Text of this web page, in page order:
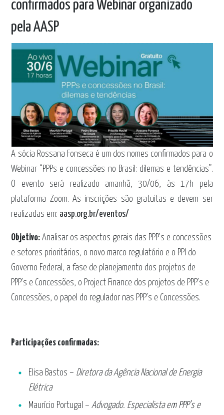
confirmados para Webinar organizado
pela AASP
A sócia Rossana Fonseca é um dos nomes confirmados para o
Webinar “PPPs e concessões no Brasil: dilemas e tendências”.
O evento será realizado amanhã, 30/06, às 17h pela
plataforma Zoom. As inscrições são gratuitas e devem ser
realizadas em: aasp.org.br/eventos/
Objetivo: Analisar os aspectos gerais das PPP’s e concessões
e setores prioritários, o novo marco regulatório e o PPI do
Governo Federal, a fase de planejamento dos projetos de
PPP’s e Concessões, o Project Finance dos projetos de PPP’s e
Concessões, o papel do regulador nas PPP’s e Concessões.
Participações confirmadas:
Elisa Bastos – Diretora da Agência Nacional de Energia
Elétrica
Maurício Portugal –Advogado. Especialista em PPP’s e